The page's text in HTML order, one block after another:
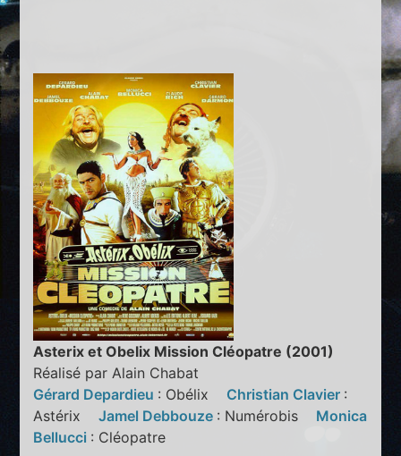
Asterix et Obelix Mission Cléopatre (2001)
Réalisé par Alain Chabat
Gérard Depardieu : Obélix Christian Clavier :
AstérixJamel Debbouze : Numérobis Monica
Bellucci : Cléopatre